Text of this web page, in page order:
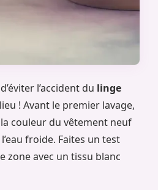
l’accident du linge
! Avant le premier lavage,
couleur du vêtement neuf
froide. Faites un test
zone avec un tissu blanc